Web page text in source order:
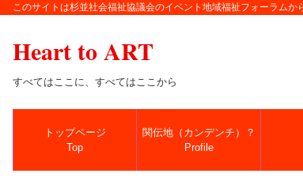
このサイトは杉並社会福祉協議会のイベント地域福祉フォーラムか
Heart to ART
すべてはここに、すべてはここから
トップページ
Top
関伝地（カンデンチ）？
Profile